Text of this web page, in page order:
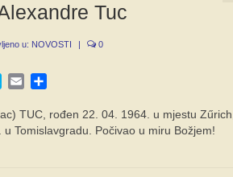
Tuc
u: NOVOSTI | 0
SkypeEmail
TUC, rođen 22. 04. 1964. u mjestu Zűrich,
Tomislavgradu. Počivao u miru Božjem!